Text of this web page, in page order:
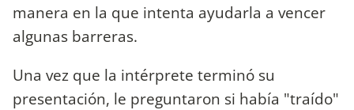
manera en la que intenta ayudarla a vencer
algunas barreras.
Una vez que la intérprete terminó su
presentación, le preguntaron si había "traído"